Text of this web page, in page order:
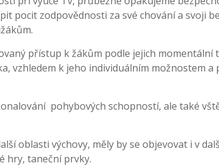
pocit zodpovědnosti za své chování a svoji
přístup k žákům podle jejich momentální
vzhledem k jeho individuálním možnostem a
pohybových schopností, ale také
oblasti výchovy, měly by se objevovat i v
hry, taneční prvky.